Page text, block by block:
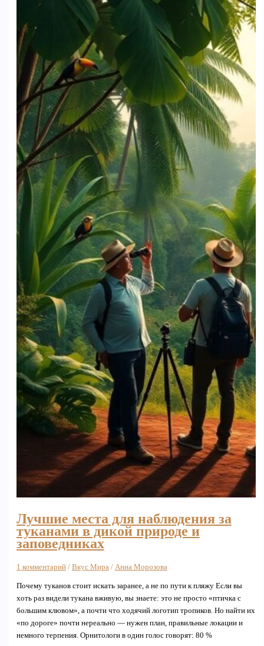
Лучшие места для наблюдения за
туканами в дикой природе и
заповедниках
1 комментарий / Вкус Мира/ Анна Морозова
Почему туканов стоит искать заранее, а не по пути к пляжу Если вы
хоть раз видели тукана вживую, вы знаете: это не просто «птичка с
большим клювом», а почти что ходячий логотип тропиков. Но найти их
«по дороге» почти нереально — нужен план, правильные локации и
немного терпения. Орнитологи в один голос говорят: 80 %